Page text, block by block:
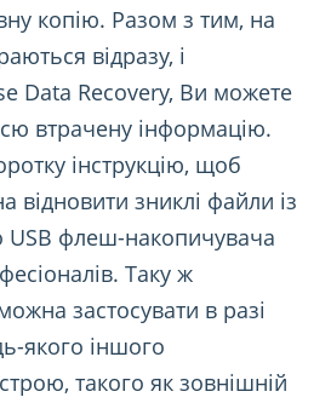
копію. Разом з тим, на
відразу, і
Data Recovery, Ви можете
втрачену інформацію.
інструкцію, щоб
відновити зниклі файли із
USB флеш-накопичувача
Таку ж
застосувати в разі
якого іншого
такого як зовнішній